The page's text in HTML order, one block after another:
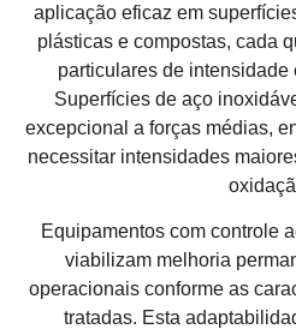
aplicação eficaz em
plásticas e compostas, cada
particulares de intensidade
Superfícies de aço
excepcional a forças médias,
necessitar intensidades
Equipamentos com controle
viabilizam melhoria
operacionais conforme as
tratadas. Esta